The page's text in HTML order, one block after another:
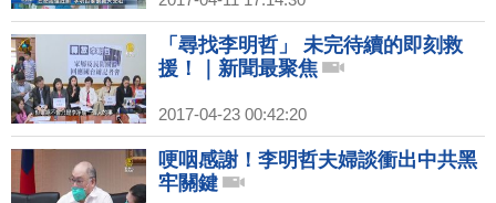
「尋找李明哲」 未完待續的即刻救
援！｜新聞最聚焦
2017-04-23 00:42:20
哽咽感謝！李明哲夫婦談衝出中共黑
牢關鍵